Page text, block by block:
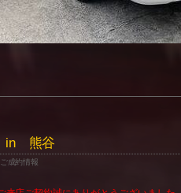
in 熊谷
ご成約情報